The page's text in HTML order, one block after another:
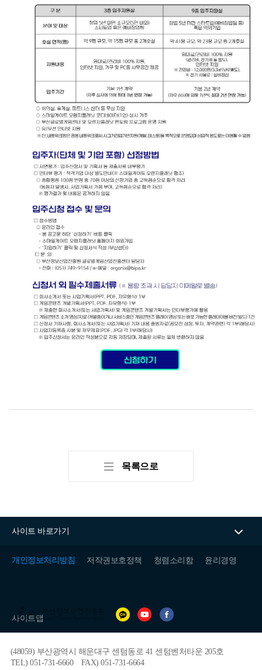
BIPA소개 인사말 설립목적/연혁
목록으로
개인정보처리방침 저작권보호정책 청렴소리함 윤리경영
사이트맵
사이트 바로가기
부
정
산
업
(48059) 부산광역시 해운대구 센텀동로 41 센텀벤처타운 205호
TEL) 051-731-6660
FAX) 051-731-6664